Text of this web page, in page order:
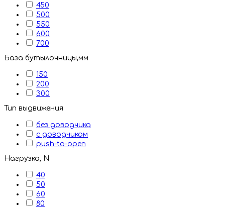
450
500
550
600
700
База бутылочницы,мм
150
200
300
Тип выдвижения
без доводчика
с доводчиком
push-to-open
Нагрузка, N
40
50
60
80